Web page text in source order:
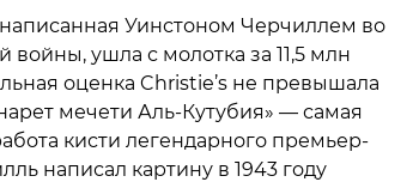
Уинстоном Черчиллем во
ушла с молотка за 11,5 млн
оценка Christie’s не превышала
мечети Аль-Кутубия» — самая
кисти легендарного премьер-
написал картину в 1943 году